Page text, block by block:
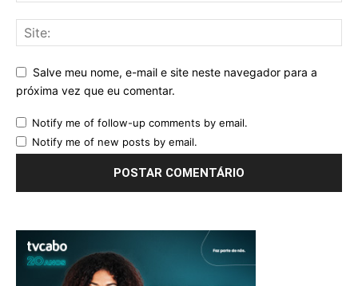
Salve meu nome, e-mail e site neste navegador para a
próxima vez que eu comentar.
Notify me of follow-up comments by email.
Notify me of new posts by email.